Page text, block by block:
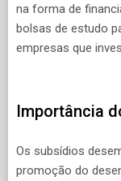
na forma de
bolsas de estudo
empresas que
Importância
Os subsídios
promoção do